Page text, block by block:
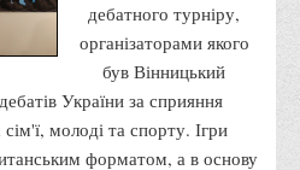
та права
та торговельного
дебатного турніру,
організаторами якого
був Вінницький
України за сприяння
молоді та спорту. Ігри
форматом, а в основу